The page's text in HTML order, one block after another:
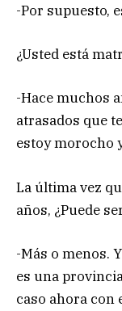
-Por supuesto,
¿Usted está
-Hace muchos
atrasados que
estoy morocho
La última vez
años, ¿Puede
-Más o menos.
es una
caso ahora con